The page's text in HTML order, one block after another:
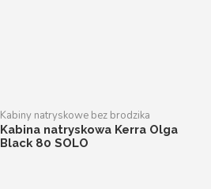
Kabiny natryskowe bez brodzika
Kabina natryskowa Kerra Olga
Black 80 SOLO